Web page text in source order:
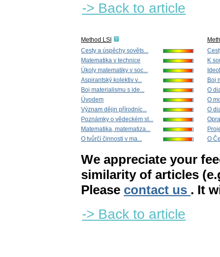
-> Back to article
Method LSI
Cesty a úspěchy sověts...
Matematika v technice
Úkoly matematiky v soc...
Aspirantský kolektiv v...
Boj materialismu s ide...
Úvodem
Význam dějin přírodníc...
Poznámky o vědeckém st...
Matematika, matematiza...
O tvůrčí činnosti v ma...
K
Boj
O
O
O
O
We appreciate your
similarity of articles
Please contact us . It
-> Back to article